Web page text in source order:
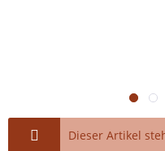
Dieser Artikel